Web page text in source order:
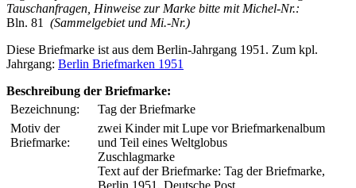
Tauschanfragen, Hinweise zur Marke bitte mit Michel-Nr.:
Bln. 81
(Sammelgebiet und Mi.-Nr.)
Diese Briefmarke ist aus dem Berlin-Jahrgang 1951. Zum kpl.
Jahrgang: Berlin Briefmarken 1951
Beschreibung der Briefmarke:
Bezeichnung:
Tag der Briefmarke
Motiv der
Briefmarke:
zwei Kinder mit Lupe vor Briefmarkenalbum
und Teil eines Weltglobus
Zuschlagmarke
Text auf der Briefmarke: Tag der Briefmarke,
Berlin 1951, Deutsche Post